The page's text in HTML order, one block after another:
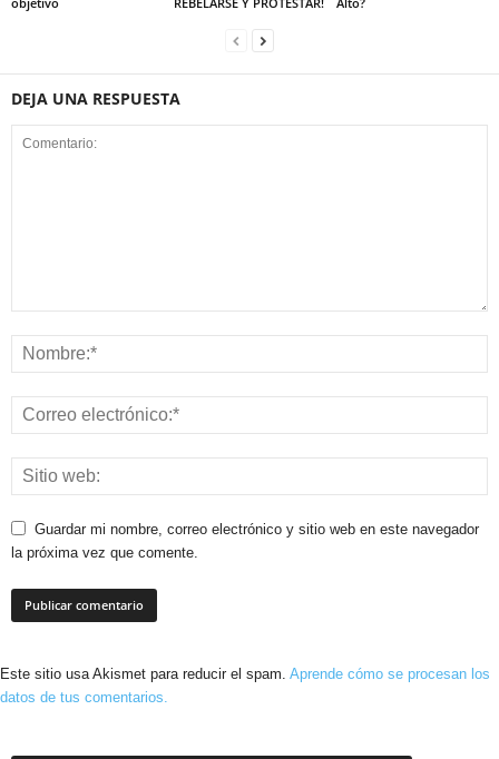
DEJA UNA RESPUESTA
Guardar mi nombre, correo electrónico y sitio web en este navegador
la próxima vez que comente.
Este sitio usa Akismet para reducir el spam. Aprende cómo se procesan los
datos de tus comentarios.